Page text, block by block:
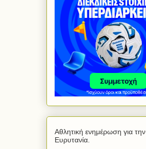
Αθλητική ενημέρωση για την
Ευρυτανία.